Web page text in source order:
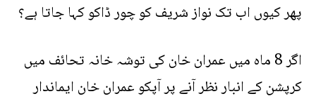
پھر کیوں اب تک نواز شریف کو چور ڈاکو کہا جاتا ہے؟
اگر 8 ماہ میں عمران خان کی توشہ خانہ تحائف میں
کرپشن کے انبار نظر آنے پر آپکو عمران خان ایماندار